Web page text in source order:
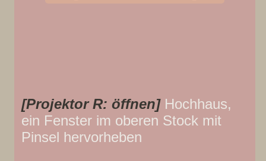
[Projektor R: öffnen]Hochhaus,
ein Fenster im oberen Stock mit
Pinsel hervorheben